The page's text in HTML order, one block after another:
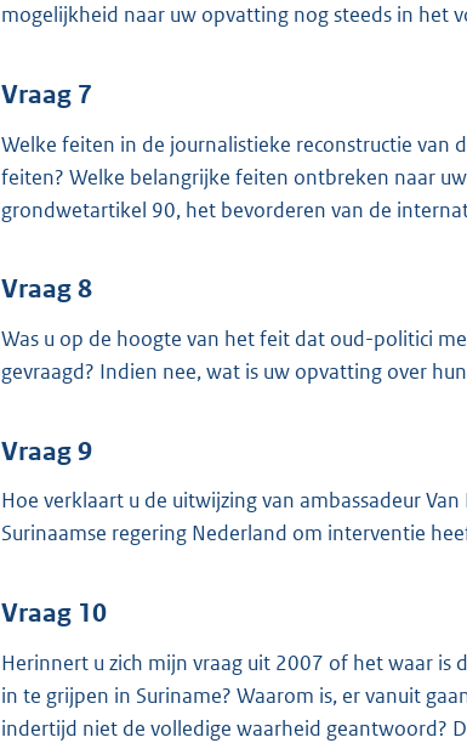
mogelijkheid naar uw opvatting nog steeds in het
Vraag 7
Welke feiten in de journalistieke reconstructie van
feiten? Welke belangrijke feiten ontbreken naar
grondwetartikel 90, het bevorderen van de
Vraag 8
Was u op de hoogte van het feit dat oud-politici
gevraagd? Indien nee, wat is uw opvatting over
Vraag 9
Hoe verklaart u de uitwijzing van ambassadeur
Surinaamse regering Nederland om interventie
Vraag 10
Herinnert u zich mijn vraag uit 2007 of het waar
in te grijpen in Suriname? Waarom is, er vanuit
indertijd niet de volledige waarheid geantwoord?